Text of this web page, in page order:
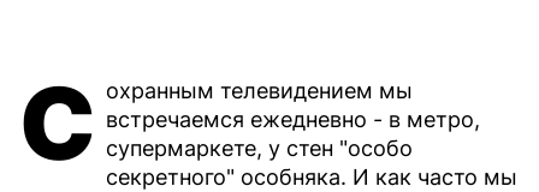
С охранным телевидением мы
встречаемся ежедневно - в метро,
супермаркете, у стен "особо
секретного" особняка. И как часто мы